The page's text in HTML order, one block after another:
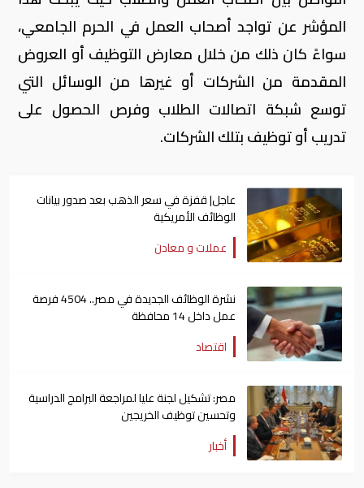
المؤشر عن تواجد أصحاب العمل في الحرم الجامعي،
سواءً كان ذلك من خلال معارض التوظيف أو العروض
المقدمة من الشركات أو غيرها من الوسائل التي
توسع شبكة اتصالات الطلاب وفرص الحصول على
تدريب أو توظيف بتلك الشركات.
عاجل| قفزة في سعر الذهب بعد صدور بيانات
الوظائف الأمريكية
عملات و معادن
نشرة الوظائف الجديدة في مصر.. 4504 فرصة
عمل داخل 14 محافظة
اقتصاد
مصر: تشكيل لجنة عليا لمراجعة البرامج الدراسية
وتحسين توظيف الخريجين
أخبار